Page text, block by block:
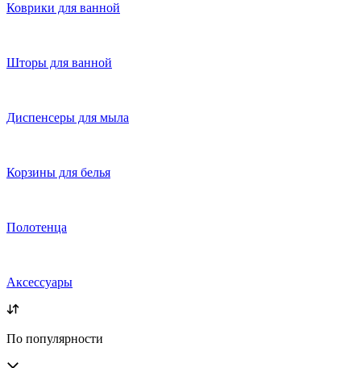
Коврики для ванной
Шторы для ванной
Диспенсеры для мыла
Корзины для белья
Полотенца
Аксессуары
По популярности